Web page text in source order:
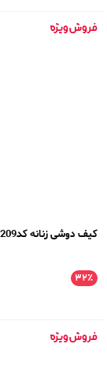
کیف دوشی زنانه کدAP-1209
۳۲٪